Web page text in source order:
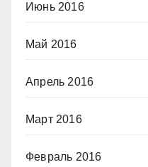
Июнь 2016
Май 2016
Апрель 2016
Март 2016
Февраль 2016